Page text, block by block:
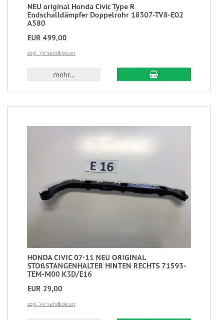
NEU original Honda Civic Type R
Endschalldämpfer Doppelrohr 18307-TV8-E02
A580
EUR 499,00
zzgl. Versandkosten
mehr...
HONDA CIVIC 07-11 NEU ORIGINAL
STOßSTANGENHALTER HINTEN RECHTS 71593-
TEM-M00 K3D/E16
EUR 29,00
zzgl. Versandkosten